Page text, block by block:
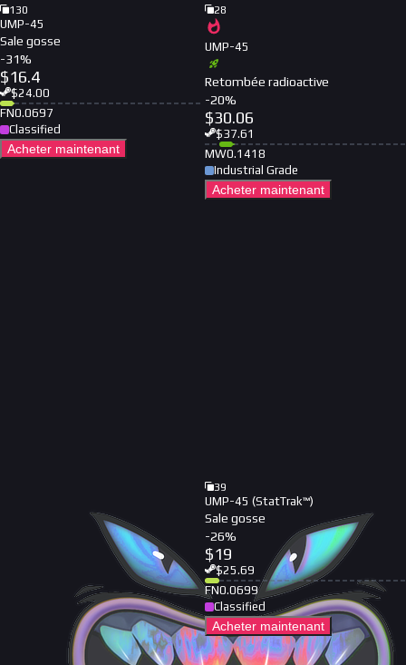
130
UMP-45
Sale gosse
-31%
$16.4
$24.00
FN0.0697
Classified
Acheter maintenant
28
UMP-45
Retombée radioactive
-20%
$30.06
$37.61
MW0.1418
Industrial Grade
Acheter maintenant
39
UMP-45 (StatTrak™)
Sale gosse
-26%
$19
$25.69
FN0.0699
Classified
Acheter maintenant